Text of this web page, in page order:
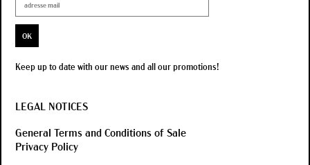
OK
Keep up to date with our news and all our promotions!
LEGAL NOTICES
General Terms and Conditions of Sale
Privacy Policy